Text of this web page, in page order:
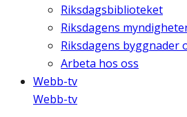
Riksdagsbiblioteket
Riksdagens
Riksdagens byggnader
Arbeta hos oss
Webb-tv
Webb-tv